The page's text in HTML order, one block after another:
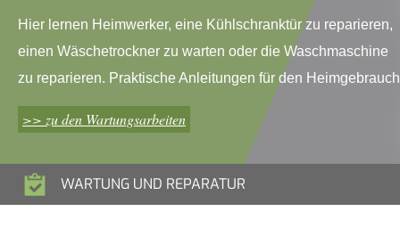
Hier lernen Heimwerker, eine Kühlschranktür zu reparieren,
einen Wäschetrockner zu warten oder die Waschmaschine
zu reparieren. Praktische Anleitungen für den
>> zu den Wartungsarbeiten
WARTUNG UND REPARATUR